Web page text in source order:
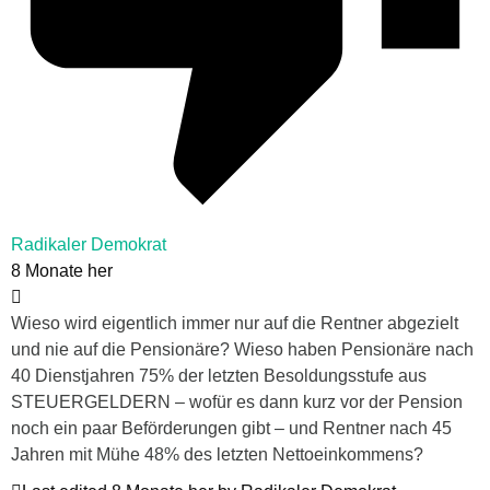
Radikaler Demokrat
8 Monate her
Wieso wird eigentlich immer nur auf die Rentner abgezielt
und nie auf die Pensionäre? Wieso haben Pensionäre nach
40 Dienstjahren 75% der letzten Besoldungsstufe aus
STEUERGELDERN – wofür es dann kurz vor der Pension
noch ein paar Beförderungen gibt – und Rentner nach 45
Jahren mit Mühe 48% des letzten Nettoeinkommens?